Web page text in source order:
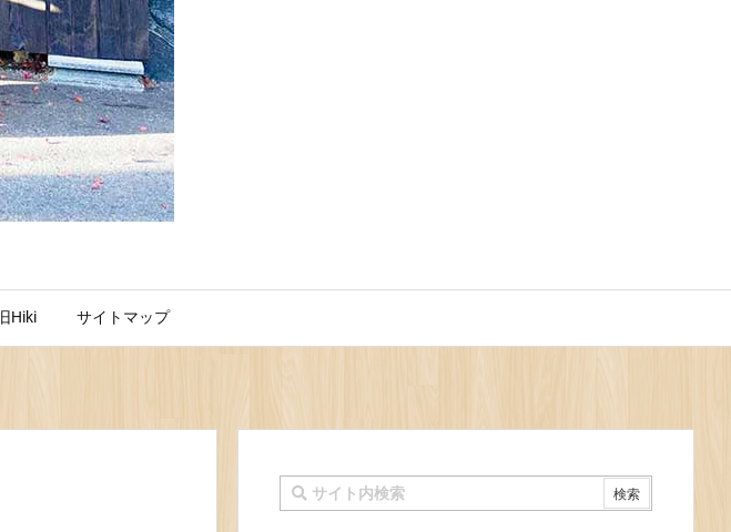
旧Hiki サイトマップ